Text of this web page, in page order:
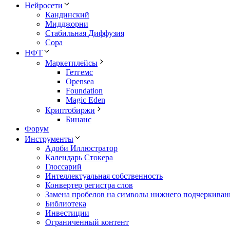
Нейросети
Кандинский
Мидджорни
Стабильная Диффузия
Сора
НФТ
Маркетплейсы
Гетгемс
Opensea
Foundation
Magic Eden
Криптобиржи
Бинанс
Форум
Инструменты
Адоби Иллюстратор
Календарь Стокера
Глоссарий
Интеллектуальная собственность
Конвертер регистра слов
Замена пробелов на символы нижнего
Библиотека
Инвестиции
Ограниченный контент